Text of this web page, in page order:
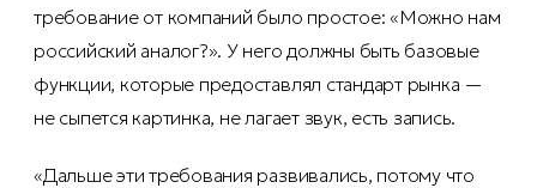
требование от компаний было простое: «Можно нам
российский аналог?». У него должны быть базовые
функции, которые предоставлял стандарт рынка —
не сыпется картинка, не лагает звук, есть запись.
«Дальше эти требования развивались, потому что